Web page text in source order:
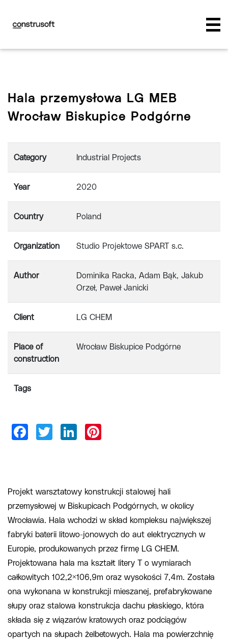
Hala przemysłowa LG MEB
Wrocław Biskupice Podgórne
Category Industrial Projects
Year 2020
Country Poland
Organization Studio Projektowe SPART s.c.
Author
Dominika Racka, Adam Bąk, Jakub
Orzeł, Paweł Janicki
Client LG CHEM
Place of
construction
Wrocław Biskupice Podgórne
Tags
Projekt warsztatowy konstrukcji stalowej hali
przemysłowej w Biskupicach Podgórnych, w okolicy
Wrocławia. Hala wchodzi w skład kompleksu największej
fabryki baterii litowo-jonowych do aut elektrycznych w
Europie, produkowanych przez firmę LG CHEM.
Projektowana hala ma kształt litery T o wymiarach
całkowitych 102,2×106,9m oraz wysokości 7,4m. Została
ona wykonana w konstrukcji mieszanej, prefabrykowane
słupy oraz stalowa konstrukcja dachu płaskiego, która
składa się z wiązarów kratowych oraz podciągów
opartych na słupach żelbetowych. Hala ma powierzchnię